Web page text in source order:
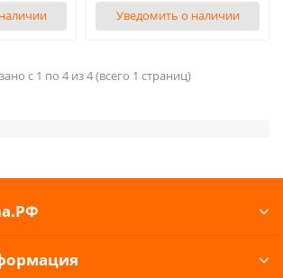
Уведомить о наличии
с 1 по 4 из 4 (всего 1 страниц)